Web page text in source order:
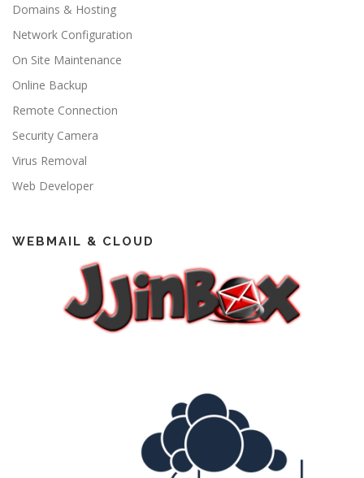
Domains & Hosting
Network Configuration
On Site Maintenance
Online Backup
Remote Connection
Security Camera
Virus Removal
Web Developer
WEBMAIL & CLOUD